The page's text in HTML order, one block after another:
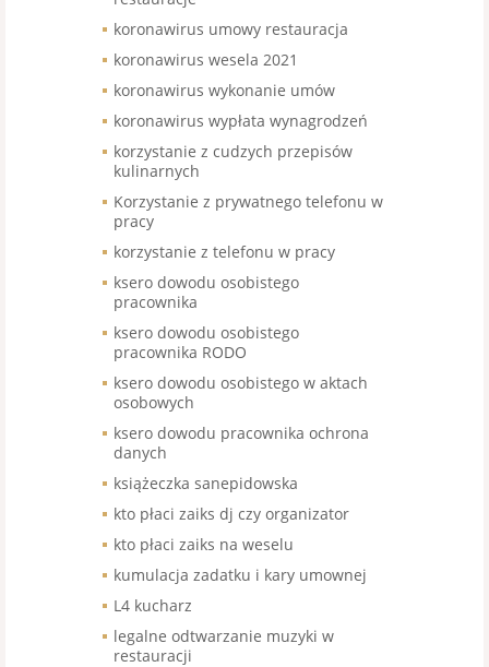
koronawirus umowy restauracja
koronawirus wesela 2021
koronawirus wykonanie umów
koronawirus wypłata wynagrodzeń
korzystanie z cudzych przepisów
kulinarnych
Korzystanie z prywatnego telefonu w
pracy
korzystanie z telefonu w pracy
ksero dowodu osobistego
pracownika
ksero dowodu osobistego
pracownika RODO
ksero dowodu osobistego w aktach
osobowych
ksero dowodu pracownika ochrona
danych
książeczka sanepidowska
kto płaci zaiks dj czy organizator
kto płaci zaiks na weselu
kumulacja zadatku i kary umownej
L4 kucharz
legalne odtwarzanie muzyki w
restauracji